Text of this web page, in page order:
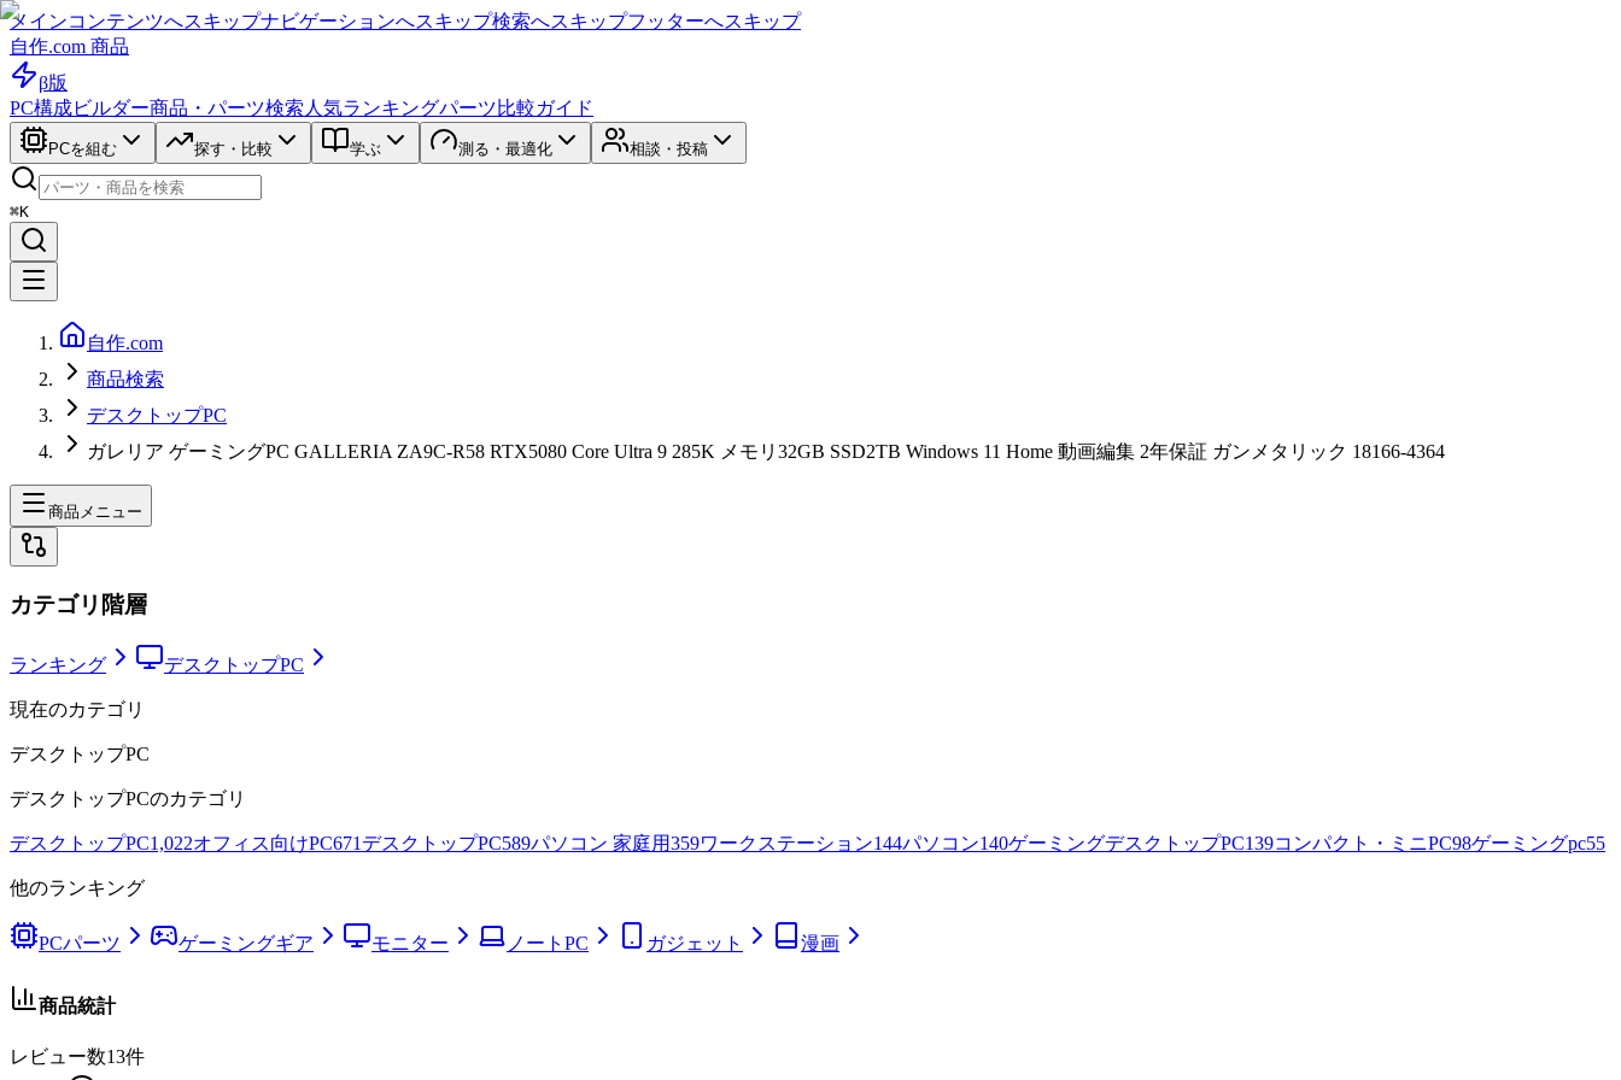
メインコンテンツへスキップナビゲーションへスキップ検索へスキップフッターへスキップ
自作.com 商品
β版
PC構成ビルダー商品・パーツ検索 人気ランキングパーツ比較ガイド
PCを組む 探す・比較 学ぶ 測る・最適化 相談・投稿
⌘K
自作.com
商品検索
デスクトップPC
ガレリア ゲーミングPC GALLERIA ZA9C-R58 RTX5080 Core Ultra 9 285K メモリ32GB SSD2TB Windows 11 Home 動画編集 2年保証 ガンメタリック 18166-4364
商品メニュー
カテゴリ階層
ランキング デスクトップPC
現在のカテゴリ
デスクトップPC
デスクトップPCのカテゴリ
デスクトップPC1,022オフィス向けPC671デスクトップPC589パソコン 家庭用359ワークステーション144パソコン140ゲーミングデスクトップPC139コンパクト・ミニPC98ゲーミングpc55
他のランキング
PCパーツ ゲーミングギア モニター ノートPC ガジェット 漫画
商品統計
レビュー数13件